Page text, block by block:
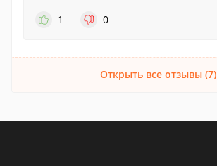
1
0
Открыть все отзывы (7)